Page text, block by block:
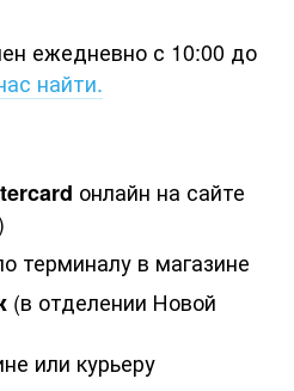
ежедневно с 10:00 до
найти.
онлайн на сайте
терминалу в магазине
(в отделении Новой
или курьеру